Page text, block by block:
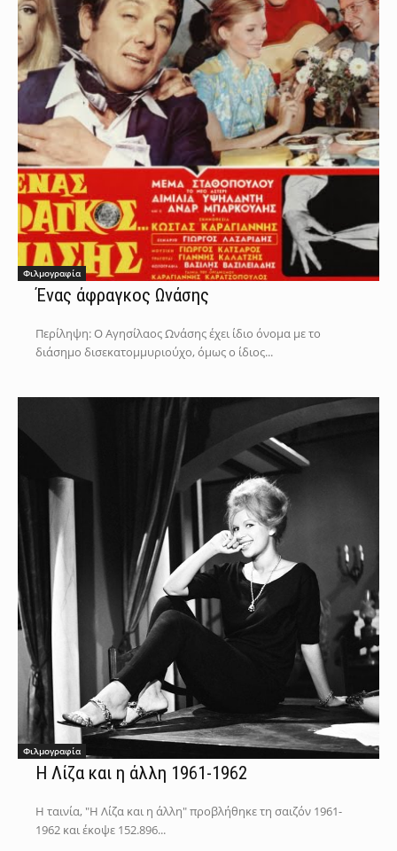
Φιλμογραφία
Ένας άφραγκος Ωνάσης
Περίληψη: Ο Αγησίλαος Ωνάσης έχει ίδιο όνομα με το
διάσημο δισεκατομμυριούχο, όμως ο ίδιος...
Φιλμογραφία
Η Λίζα και η άλλη 1961-1962
Η ταινία, "Η Λίζα και η άλλη" προβλήθηκε τη σαιζόν 1961-
1962 και έκοψε 152.896...